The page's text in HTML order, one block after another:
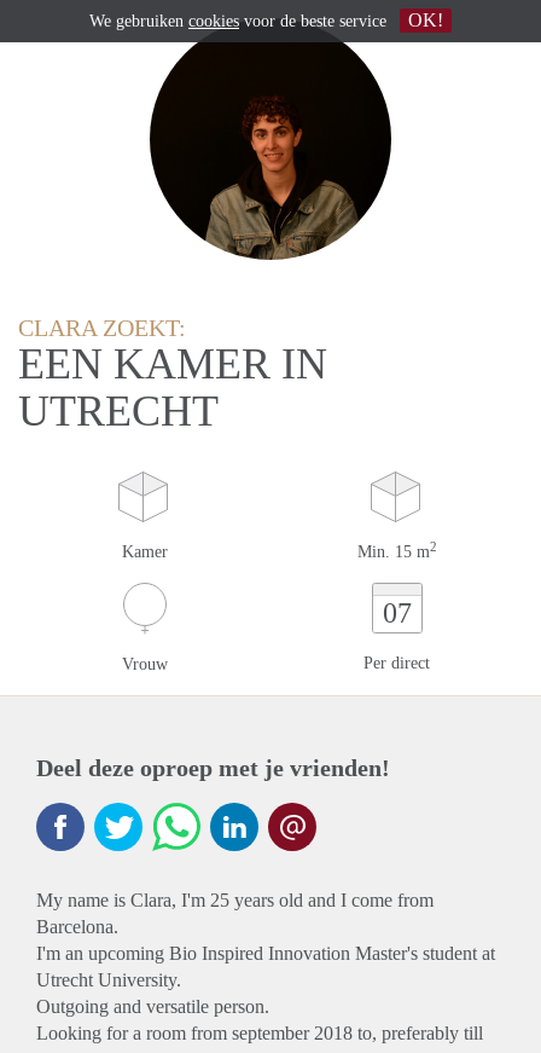
CLARA ZOEKT:
EEN KAMER IN
UTRECHT
Kamer Min. 15 m2
Vrouw
07
Per direct
Deel deze oproep met je vrienden!
My name is Clara, I'm 25 years old and I come from
Barcelona.
I'm an upcoming Bio Inspired Innovation Master's student at
Utrecht University.
Outgoing and versatile person.
Looking for a room from september 2018 to, preferably till
We gebruiken cookiesvoor de beste service OK!